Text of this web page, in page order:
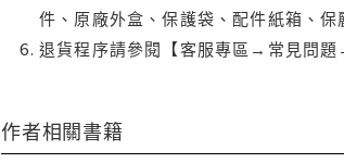
件、原廠外盒、保護袋、配件紙箱、保
退貨程序請參閱【客服專區→常見問
作者相關書籍